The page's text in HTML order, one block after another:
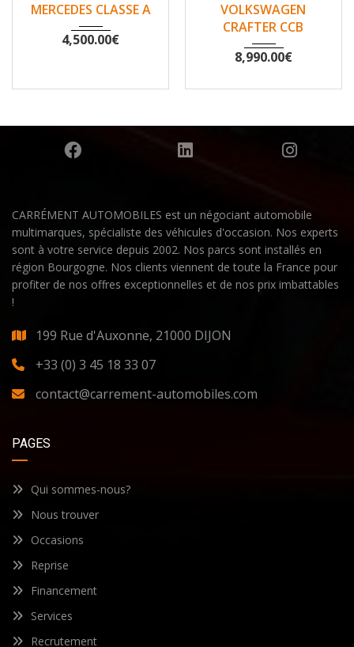
148500
MERCEDES CLASSE A
4,500.00€
200530
VOLKSWAGEN
CRAFTER CCB
8,990.00€
CARRÉMENT AUTOMOBILES est un négociant automobile
multimarques, spécialiste des véhicules d'occasion. Nos experts
sont à votre service depuis 2002. Nos parcs sont installés en
région Bourgogne. Nos clients viennent de toute la France pour
profiter de nos offres exceptionnelles et de nos prix imbattables
!
199 Rue d'Auxonne, 21000 DIJON
+33 (0) 3 45 18 33 07
contact@carrement-automobiles.com
PAGES
Qui sommes-nous?
Nous trouver
Occasions
Reprise
Financement
Services
Recrutement